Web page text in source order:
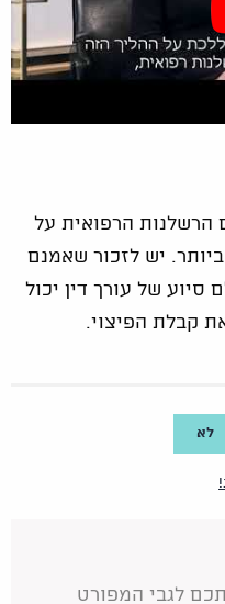
הרשלנות הרפואית על
יש לזכור שאמנם
סיוע של עורך דין יכול
קבלת הפיצוי.
לא
לגבי המפורט